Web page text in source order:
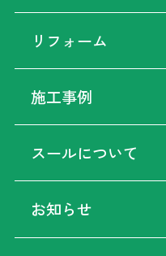
リフォーム
施工事例
スールについて
お知らせ